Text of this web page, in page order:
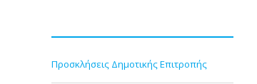
Προσκλήσεις Δημοτικής Επιτροπής